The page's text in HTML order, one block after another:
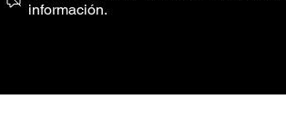
información.